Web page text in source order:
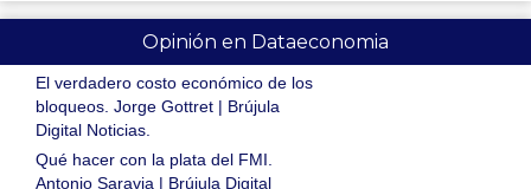
Opinión en Dataeconomia
El verdadero costo económico de los
bloqueos. Jorge Gottret | Brújula
Digital Noticias.
Qué hacer con la plata del FMI.
Antonio Saravia | Brújula Digital